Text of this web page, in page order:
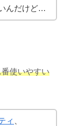
んだけど…
使いやすい
ィ